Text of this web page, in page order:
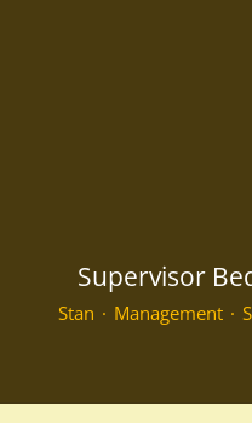
Supervisor
Stan · Management ·